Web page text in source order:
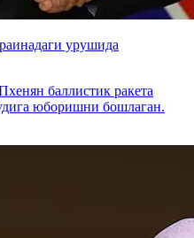
урушида
баллистик ракета
юборишни бошлаган.